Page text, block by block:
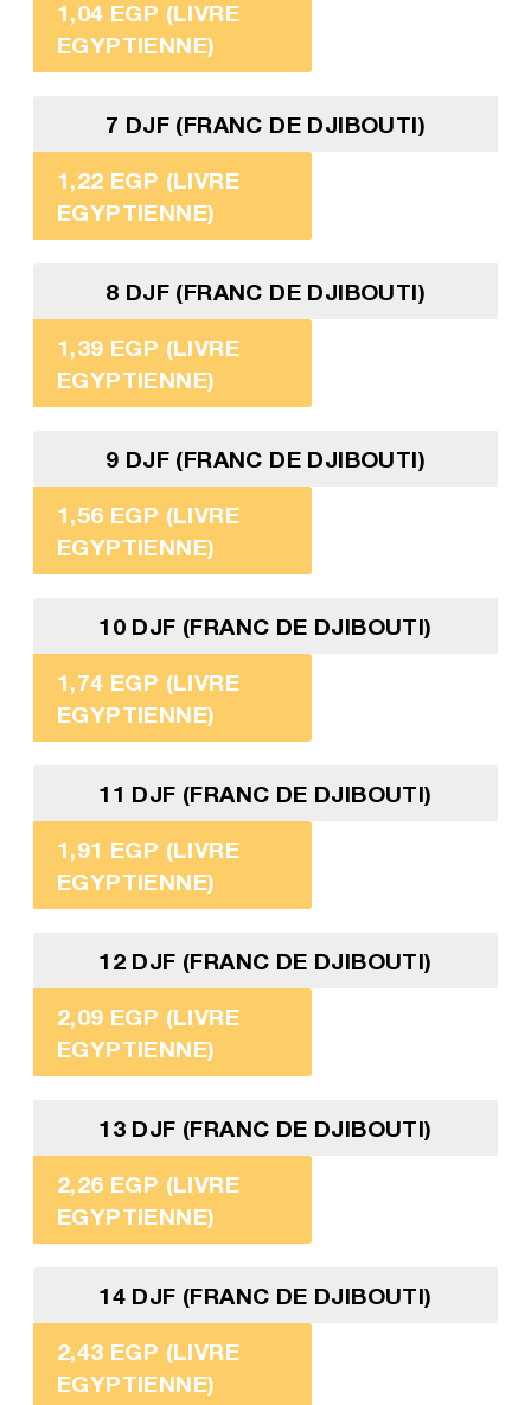
1,04 EGP (LIVRE
EGYPTIENNE)
7 DJF (FRANC DE DJIBOUTI)
1,22 EGP (LIVRE
EGYPTIENNE)
8 DJF (FRANC DE DJIBOUTI)
1,39 EGP (LIVRE
EGYPTIENNE)
9 DJF (FRANC DE DJIBOUTI)
1,56 EGP (LIVRE
EGYPTIENNE)
10 DJF (FRANC DE DJIBOUTI)
1,74 EGP (LIVRE
EGYPTIENNE)
11 DJF (FRANC DE DJIBOUTI)
1,91 EGP (LIVRE
EGYPTIENNE)
12 DJF (FRANC DE DJIBOUTI)
2,09 EGP (LIVRE
EGYPTIENNE)
13 DJF (FRANC DE DJIBOUTI)
2,26 EGP (LIVRE
EGYPTIENNE)
14 DJF (FRANC DE DJIBOUTI)
2,43 EGP (LIVRE
EGYPTIENNE)